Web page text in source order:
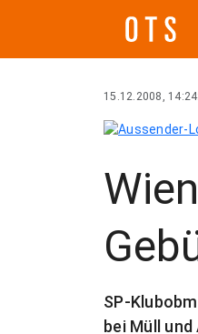
15.12.2008,
SP-
bei Müll